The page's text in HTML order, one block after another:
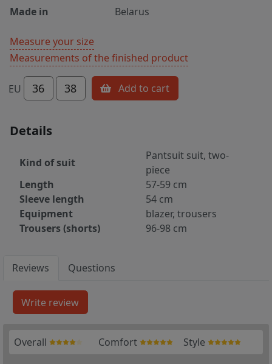
Made in
Belarus
Measure your size
Measurements of the finished product
EU 36 38 Add to cart
Details
Kind of suit
Pantsuit suit, two-
piece
Length
57-59 cm
Sleeve length
54 cm
Equipment
blazer, trousers
Trousers (shorts)
96-98 cm
Reviews Questions
Overall Comfort Style